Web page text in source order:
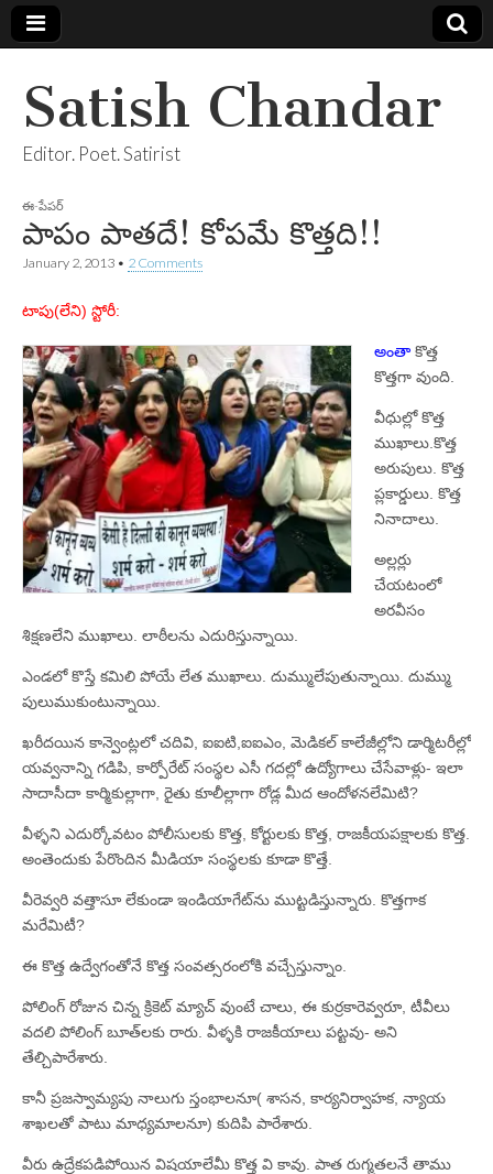
Satish Chandar
Editor. Poet. Satirist
ఈ-పేపర్
పాపం పాతదే! కోపమే కొత్తది!!
January 2, 2013 • 2 Comments
టాపు(లేని) స్టోరీ:
అంతా కొత్త
కొత్తగా వుంది.
వీధుల్లో కొత్త
ముఖాలు.కొత్త
అరుపులు. కొత్త
ప్లకార్డులు. కొత్త
నినాదాలు.
అల్లర్లు
చేయటంలో
అరవీసం
శిక్షణలేని ముఖాలు. లాఠీలను ఎదురిస్తున్నాయి.
ఎండలో కొస్తే కమిలి పోయే లేత ముఖాలు. దుమ్ములేపుతున్నాయి. దుమ్ము
పులుముకుంటున్నాయి.
ఖరీదయిన కాన్వెంట్లలో చదివి, ఐఐటి,ఐఐఎం, మెడికల్‌ కాలేజీల్లోని డార్మిటరీల్లో
యవ్వనాన్ని గడిపి, కార్పోరేట్‌ సంస్థల ఎసీ గదల్లో ఉద్యోగాలు చేసేవాళ్లు- ఇలా
సాదాసీదా కార్మికుల్లాగా, రైతు కూలీల్లాగా రోడ్ల మీద ఆందోళనలేమిటి?
వీళ్ళని ఎదుర్కోవటం పోలీసులకు కొత్త, కోర్టులకు కొత్త, రాజకీయపక్షాలకు కొత్త.
అంతెందుకు పేరొందిన మీడియా సంస్థలకు కూడా కొత్తే.
వీరెవ్వరి వత్తాసూ లేకుండా ఇండియాగేట్‌ను ముట్టడిస్తున్నారు. కొత్తగాక
మరేమిటీ?
ఈ కొత్త ఉద్వేగంతోనే కొత్త సంవత్సరంలోకి వచ్చేస్తున్నాం.
పోలింగ్‌ రోజున చిన్న క్రికెట్‌ మ్యాచ్‌ వుంటే చాలు, ఈ కుర్రకారెవ్వరూ, టీవీలు
వదలి పోలింగ్‌ బూత్‌లకు రారు. వీళ్ళకి రాజకీయాలు పట్టవు- అని
తేల్చిపారేశారు.
కానీ ప్రజస్వామ్యపు నాలుగు స్తంభాలనూ( శాసన, కార్యనిర్వాహక, న్యాయ
శాఖలతో పాటు మాధ్యమాలనూ) కుదిపి పారేశారు.
వీరు ఉద్రేకపడిపోయిన విషయాలేమీ కొత్త వి కావు. పాత రుగ్మతలనే తాము